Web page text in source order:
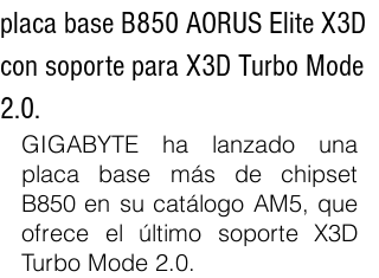
placa base B850 AORUS Elite X3D
con soporte para X3D Turbo Mode
2.0.
GIGABYTE ha lanzado una
placa base más de chipset
B850 en su catálogo AM5, que
ofrece el último soporte X3D
Turbo Mode 2.0.